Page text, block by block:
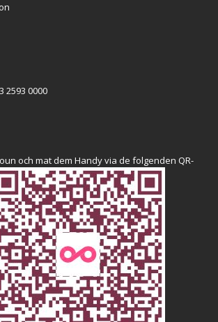
2593 0000
och mat dem Handy via de folgenden QR-